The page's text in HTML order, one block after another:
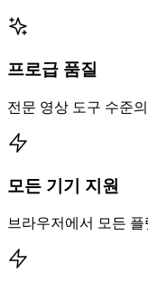
프로급 품질
전문 영상 도구 수준
모든 기기 지원
브라우저에서 모든